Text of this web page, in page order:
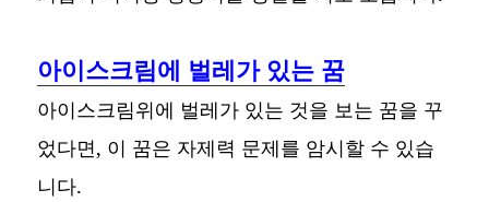
아이스크림에 벌레가 있는 꿈
아이스크림위에 벌레가 있는 것을 보는 꿈을 꾸
었다면, 이 꿈은 자제력 문제를 암시할 수 있습
니다.